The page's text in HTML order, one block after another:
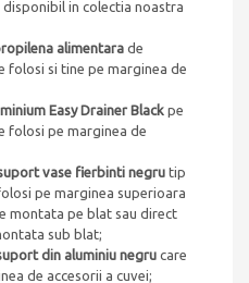
disponibil in colectia noastra
alimentara de
folosi si tine pe marginea de
Easy Drainer Black pe
folosi pe marginea de
vase fierbinti negru tip
pe marginea superioara
montata pe blat sau direct
sub blat;
din aluminiu negru care
de accesorii a cuvei;